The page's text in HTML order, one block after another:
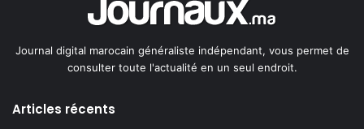
Journal digital marocain généraliste indépendant, vous permet de
consulter toute l'actualité en un seul endroit.
Articles récents